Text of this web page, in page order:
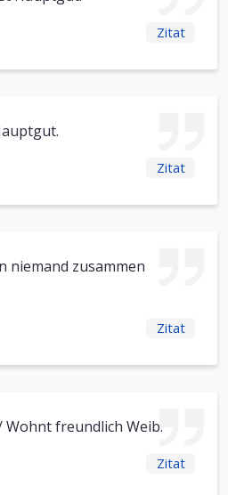
Zitat
Zitat
niemand zusammen
Zitat
Wohnt freundlich Weib.
Zitat